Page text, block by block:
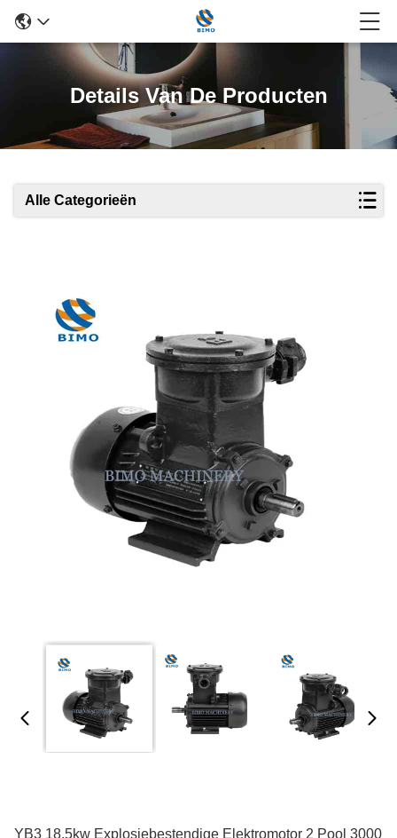
Details Van De Producten
Alle Categorieën
YB3 18.5kw Explosiebestendige Elektromotor 2 Pool 3000